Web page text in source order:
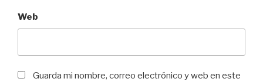
Web
Guarda mi nombre, correo electrónico y web en este